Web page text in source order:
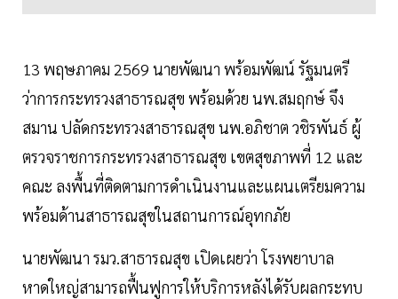
13 พฤษภาคม 2569 นายพัฒนา พร้อมพัฒน์ รัฐมนตรี
ว่าการกระทรวงสาธารณสุข พร้อมด้วย นพ.สมฤกษ์ จึง
สมาน ปลัดกระทรวงสาธารณสุข นพ.อภิชาต วชิรพันธ์ ผู้
ตรวจราชการกระทรวงสาธารณสุข เขตสุขภาพที่ 12 และ
คณะ ลงพื้นที่ติดตามการดำเนินงานและแผนเตรียมความ
พร้อมด้านสาธารณสุขในสถานการณ์อุทกภัย
นายพัฒนา รมว.สาธารณสุข เปิดเผยว่า โรงพยาบาล
หาดใหญ่สามารถฟื้นฟูการให้บริการหลังได้รับผลกระทบ